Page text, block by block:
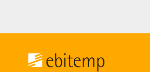
contenuto
principale